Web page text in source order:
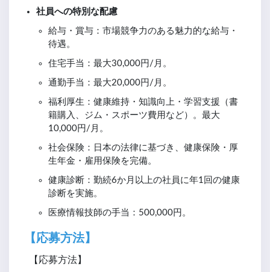
社員への特別な配慮
給与・賞与：市場競争力のある魅力的な給与・
待遇。
住宅手当：最大30,000円/月。
通勤手当：最大20,000円/月。
福利厚生：健康維持・知識向上・学習支援（書
籍購入、ジム・スポーツ費用など）。最大
10,000円/月。
社会保険：日本の法律に基づき、健康保険・厚
生年金・雇用保険を完備。
健康診断：勤続6か月以上の社員に年1回の健康
診断を実施。
医療情報技師の手当：500,000円。
【応募方法】
【応募方法】